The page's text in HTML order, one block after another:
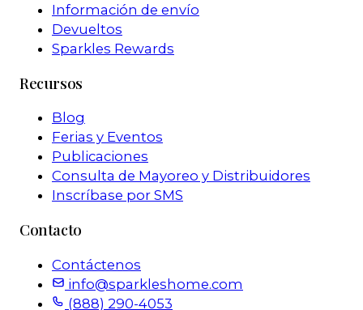
Información de envío
Devueltos
Sparkles Rewards
Recursos
Blog
Ferias y Eventos
Publicaciones
Consulta de Mayoreo y Distribuidores
Inscríbase por SMS
Contacto
Contáctenos
info@sparkleshome.com
(888) 290-4053